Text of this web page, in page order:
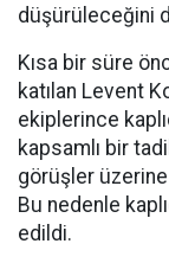
düşürüleceğini
Kısa bir süre
katılan Levent
ekiplerince
kapsamlı bir
görüşler üzerine
Bu nedenle
edildi.